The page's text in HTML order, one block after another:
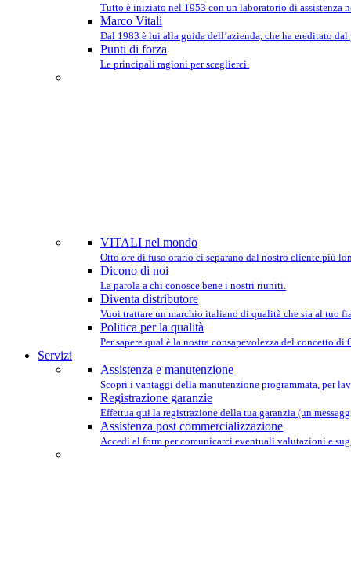
Tutto è iniziato nel 1953 con un laboratorio di assistenza
Marco Vitali
Dal 1983 è lui alla guida dell’azienda, che ha ereditato
Punti di forza
Le principali ragioni per sceglierci.
VITALI nel mondo
Otto ore di fuso orario ci separano dal nostro cliente più
Dicono di noi
La parola a chi conosce bene i nostri riuniti.
Diventa distributore
Vuoi trattare un marchio italiano di qualità che sia al tuo
Politica per la qualità
Per sapere qual è la nostra consapevolezza del concetto
Servizi
Assistenza e manutenzione
Scopri i vantaggi della manutenzione programmata, per
Registrazione garanzie
Effettua qui la registrazione della tua garanzia (un
Assistenza post commercializzazione
Accedi al form per comunicarci eventuali valutazioni e